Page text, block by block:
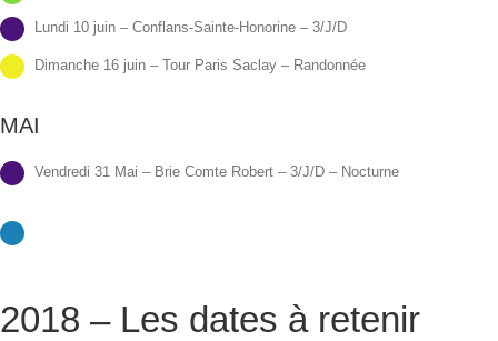
Lundi 10 juin – Conflans-Sainte-Honorine – 3/J/D
Dimanche 16 juin – Tour Paris Saclay – Randonnée
MAI
Vendredi 31 Mai – Brie Comte Robert – 3/J/D – Nocturne
2018 – Les dates à retenir